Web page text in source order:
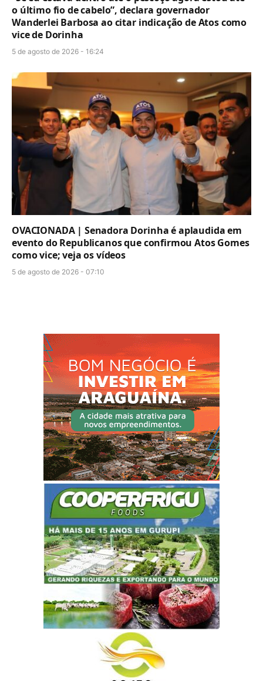
o último fio de cabelo”, declara governador
Wanderlei Barbosa ao citar indicação de Atos como
vice de Dorinha
5 de agosto de 2026 - 16:24
OVACIONADA | Senadora Dorinha é aplaudida em
evento do Republicanos que confirmou Atos Gomes
como vice; veja os vídeos
5 de agosto de 2026 - 07:10